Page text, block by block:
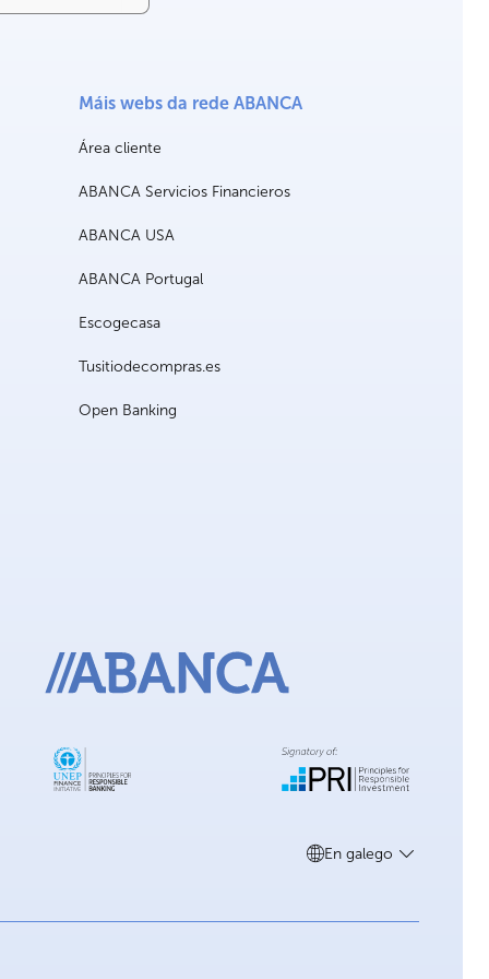
Máis webs da rede ABANCA
Área cliente
ABANCA Servicios Financieros
ABANCA USA
ABANCA Portugal
Escogecasa
Tusitiodecompras.es
Open Banking
En galego